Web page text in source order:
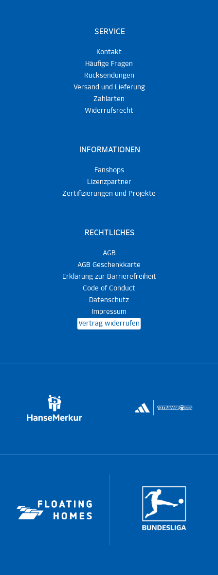
SERVICE
Kontakt
Häufige Fragen
Rücksendungen
Versand und Lieferung
Zahlarten
Widerrufsrecht
INFORMATIONEN
Fanshops
Lizenzpartner
Zertifizierungen und Projekte
RECHTLICHES
AGB
AGB Geschenkkarte
Erklärung zur Barrierefreiheit
Code of Conduct
Datenschutz
Impressum
Vertrag widerrufen